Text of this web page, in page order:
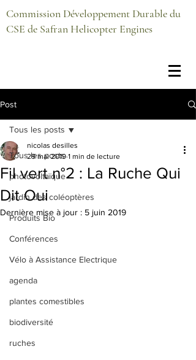
Commission Développement Durable du
CSE de Safran Helicopter Engines
Post
Tous les posts
photovoltaïque
jardin des coléoptères
Produits Bio
Conférences
Vélo à Assistance Electrique
agenda
plantes comestibles
biodiversité
ruches
Tous les posts
Fil vert n°2 : La Ruche Qui
Dit Oui
nicolas desilles
29 mai 2019 1 min de lecture
Dernière mise à jour : 5 juin 2019